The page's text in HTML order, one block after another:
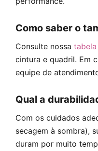
Como saber o
Consulte nossa
cintura e quadril. Em
equipe de
Qual a
Com os cuidados
secagem à sombra),
duram por muito